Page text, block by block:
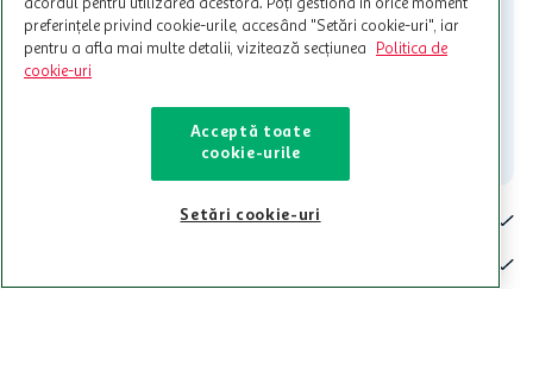
Contacteaza-ne!
Iti stam mereu la dispozitie.
Contact
acordul pentru utilizarea acestora. Poți gestiona în orice moment
preferințele privind cookie-urile, accesând "Setări cookie-uri", iar
pentru a afla mai multe detalii, vizitează secțiunea
Politica de
cookie-uri
Acceptă toate
cookie-urile
Setări cookie-uri